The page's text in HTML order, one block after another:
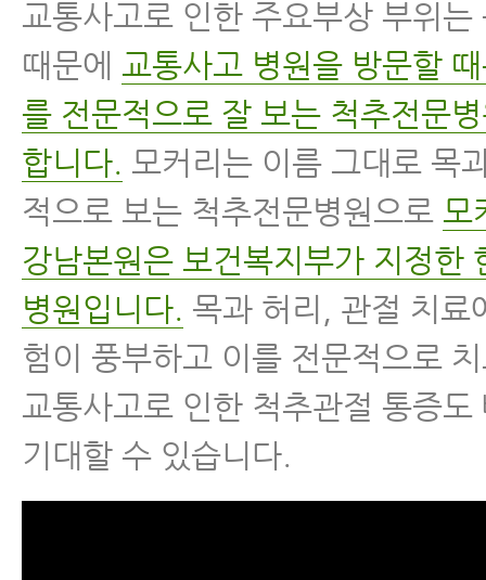
교통사고로 인한 주요부상 부위는
때문에 교통사고 병원을 방문할
를 전문적으로 잘 보는 척추전문
합니다. 모커리는 이름 그대로 목
적으로 보는 척추전문병원으로 모
강남본원은 보건복지부가 지정한
병원입니다. 목과 허리, 관절 치료
험이 풍부하고 이를 전문적으로
교통사고로 인한 척추관절 통증도
기대할 수 있습니다.